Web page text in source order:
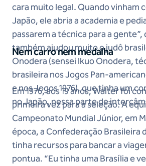
cara muito legal. Quando vinham
Japão, ele abria a academia e
passarem a técnica para a
também ajudou muito o judô
Onodera (sensei Ikuo Onodera,
brasileira nos Jogos Pan-
e nos Jogos 1976), que tinha um
no Japão, nessa parte de
Nem carro nem medalha
Em 1976, aos 19 anos, Walter foi
primeira vez para a seleção. A
Campeonato Mundial Júnior, em
época, a Confederação Brasileira
tinha recursos para bancar a
pontua. “Eu tinha uma Brasília e